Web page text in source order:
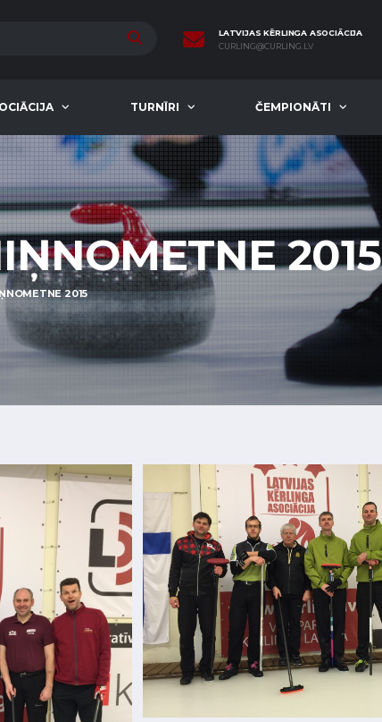
LATVIJAS KĒRLINGA ASOCIĀCIJA
CURLING@CURLING.LV
TURNĪRI ČEMPIONĀTI
2015
2015